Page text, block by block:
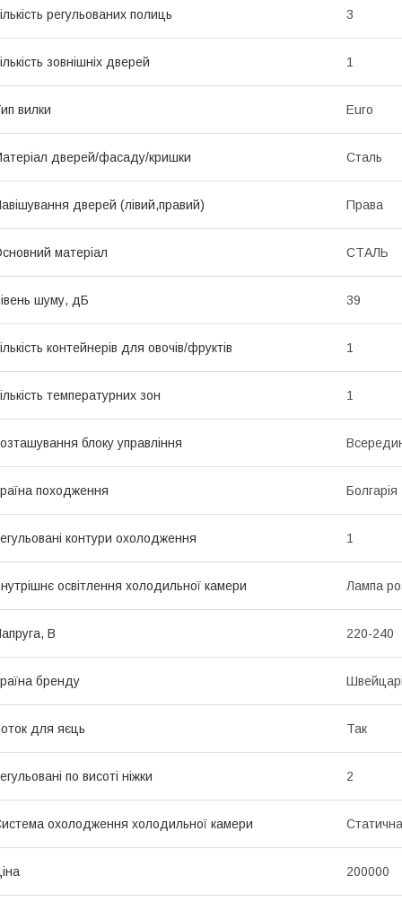
регульованих полиць 3
зовнішніх дверей 1
вилки Euro
дверей/фасаду/кришки Сталь
дверей (лівий,правий) Права
матеріал СТАЛЬ
шуму, дБ 39
контейнерів для овочів/фруктів 1
температурних зон 1
блоку управління
походження Болгарія
контури охолодження 1
освітлення холодильної камери Лампа
В 220-240
бренду
для яєць Так
по висоті ніжки 2
охолодження холодильної камери Статична
200000